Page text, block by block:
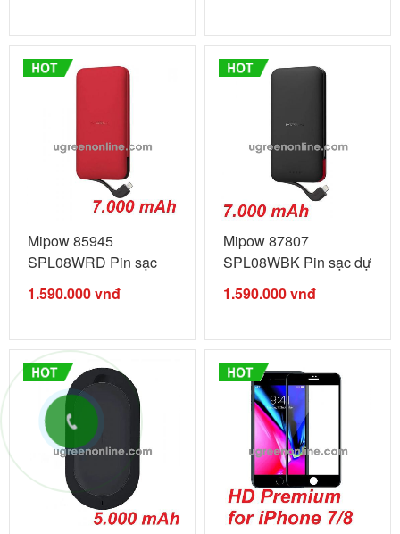
Mipow 85945
SPL08WRD Pin sạc
dự phòng Cube ...
1.590.000vnđ
Mipow 87807
SPL08WBK Pin sạc dự
phòng Cube ...
1.590.000vnđ